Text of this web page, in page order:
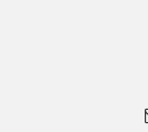
Grupuri de